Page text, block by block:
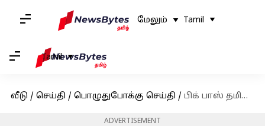
மேலும் Tamil
Tamil
வீடு / செய்தி / பொழுதுபோக்கு செய்தி / பிக் பாஸ் தமிழ் சீசன் 8: இந்த வாரம் இரண்டவாதாக வெளியேறிய போட்டியாளர் இவர்தான்
ADVERTISEMENT